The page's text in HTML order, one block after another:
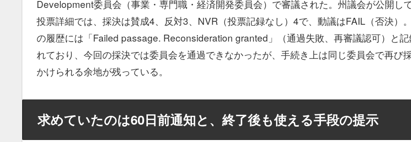
Development委員会（事業・専門職・経済開発委員会）で審議された。州議会が公開し
投票詳細では、採決は賛成4、反対3、NVR（投票記録なし）4で、動議はFAIL（否決）
の履歴には「Failed passage. Reconsideration granted」（通過失敗、再審議認可）と記
れており、今回の採決では委員会を通過できなかったが、手続き上は同じ委員会で再び
かけられる余地が残っている。
求めていたのは60日前通知と、終了後も使える手段の提示